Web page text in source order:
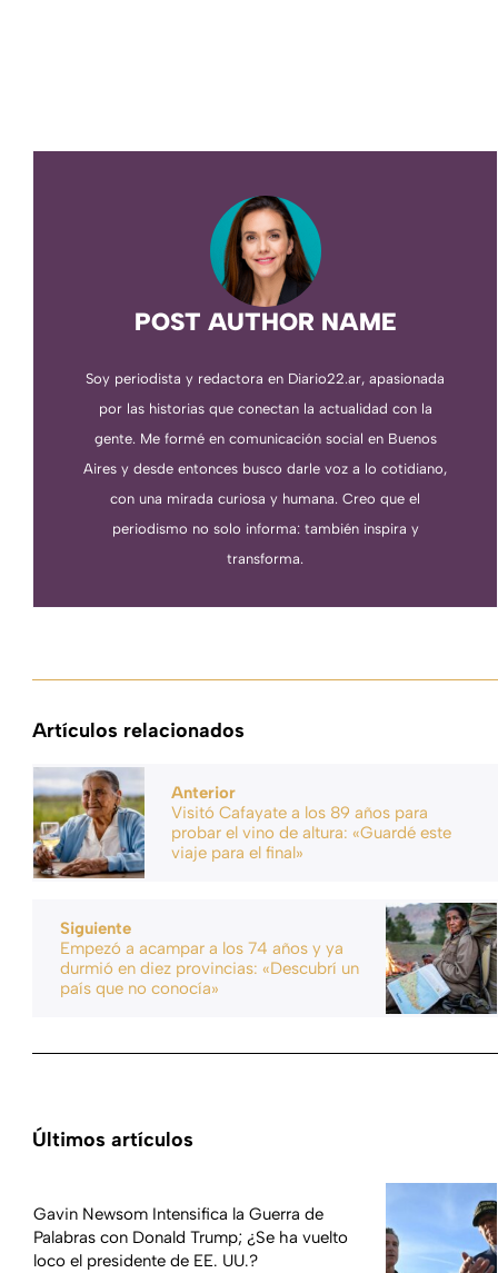
POST AUTHOR NAME
Soy periodista y redactora en Diario22.ar, apasionada
por las historias que conectan la actualidad con la
gente. Me formé en comunicación social en Buenos
Aires y desde entonces busco darle voz a lo cotidiano,
con una mirada curiosa y humana. Creo que el
periodismo no solo informa: también inspira y
transforma.
Artículos relacionados
Anterior
Visitó Cafayate a los 89 años para
probar el vino de altura: «Guardé este
viaje para el final»
Siguiente
Empezó a acampar a los 74 años y ya
durmió en diez provincias: «Descubrí un
país que no conocía»
Últimos artículos
Gavin Newsom Intensifica la Guerra de
Palabras con Donald Trump; ¿Se ha vuelto
loco el presidente de EE. UU.?